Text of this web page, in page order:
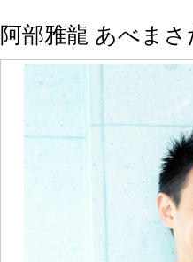
阿部雅龍 あべまさ